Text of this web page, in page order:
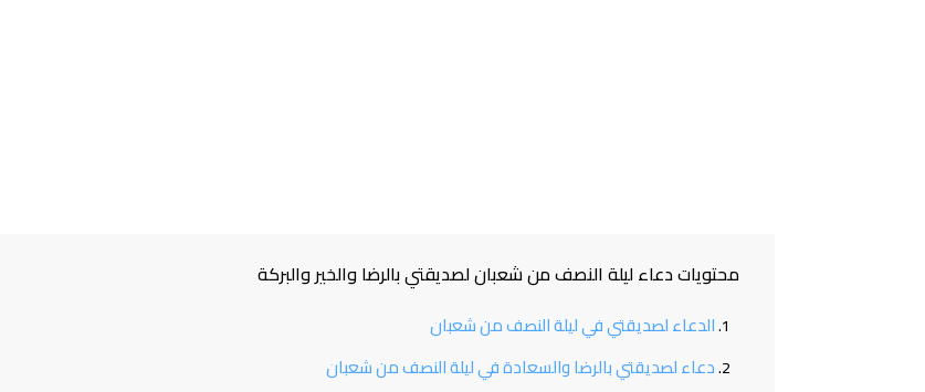
محتويات دعاء ليلة النصف من شعبان لصديقتي بالرضا والخير والبركة
الدعاء لصديقتي في ليلة النصف من شعبان
دعاء لصديقتي بالرضا والسعادة في ليلة النصف من شعبان